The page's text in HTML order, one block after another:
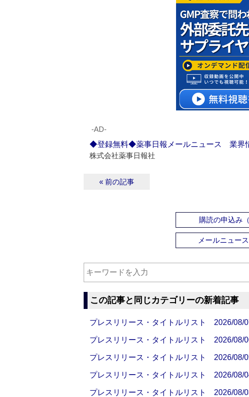
‐AD‐
◆登録無料◆薬事日報メールニュース 業界
株式会社薬事日報社
« 前の記事
購読の申込み
メールニュー
この記事と同じカテゴリーの新着記事
プレスリリース・タイトルリスト 2026/08/
プレスリリース・タイトルリスト 2026/08/
プレスリリース・タイトルリスト 2026/08/
プレスリリース・タイトルリスト 2026/08/
プレスリリース・タイトルリスト 2026/08/